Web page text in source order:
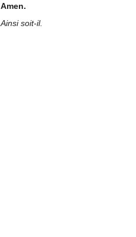
Amen.
Ainsi soit-il.